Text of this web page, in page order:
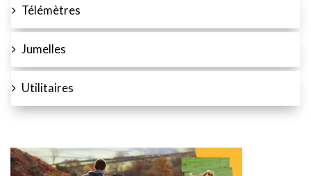
Télémètres
Jumelles
Utilitaires